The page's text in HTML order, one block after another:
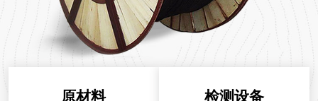
原材料 检测设备